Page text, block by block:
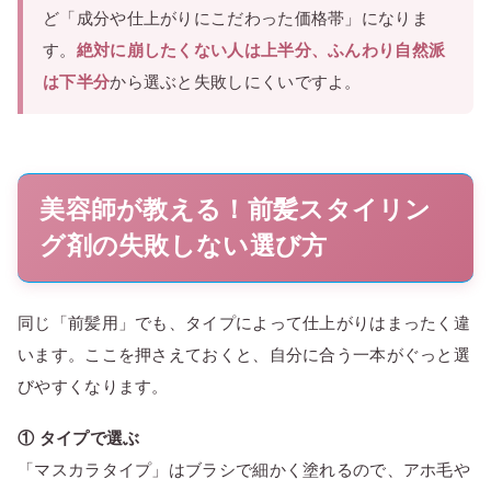
ど「成分や仕上がりにこだわった価格帯」になりま
す。 絶対に崩したくない人は上半分、ふんわり自然派
は下半分から選ぶと失敗しにくいですよ。
美容師が教える！前髪スタイリン
グ剤の失敗しない選び方
同じ「前髪用」でも、タイプによって仕上がりはまったく違
います。ここを押さえておくと、自分に合う一本がぐっと選
びやすくなります。
① タイプで選ぶ
「マスカラタイプ」はブラシで細かく塗れるので、アホ毛や